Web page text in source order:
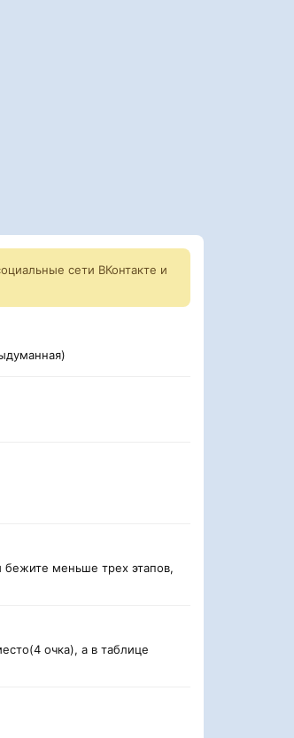
сети ВКонтакте и
меньше трех этапов,
очка), а в таблице